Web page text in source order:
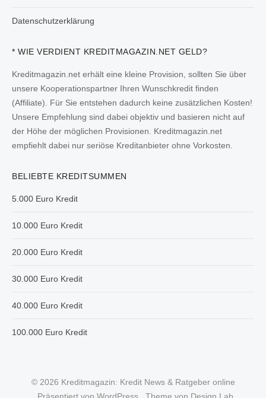
Datenschutzerklärung
* WIE VERDIENT KREDITMAGAZIN.NET GELD?
Kreditmagazin.net erhält eine kleine Provision, sollten Sie über
unsere Kooperationspartner Ihren Wunschkredit finden
(Affiliate). Für Sie entstehen dadurch keine zusätzlichen Kosten!
Unsere Empfehlung sind dabei objektiv und basieren nicht auf
der Höhe der möglichen Provisionen. Kreditmagazin.net
empfiehlt dabei nur seriöse Kreditanbieter ohne Vorkosten.
BELIEBTE KREDITSUMMEN
5.000 Euro Kredit
10.000 Euro Kredit
20.000 Euro Kredit
30.000 Euro Kredit
40.000 Euro Kredit
100.000 Euro Kredit
© 2026 Kreditmagazin: Kredit News & Ratgeber online